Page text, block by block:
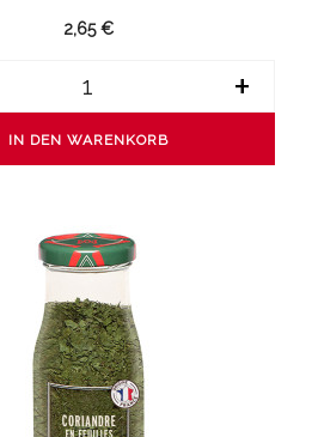
2,65 €
+
IN DEN WARENKORB